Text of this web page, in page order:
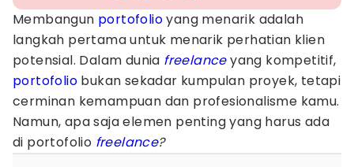
Membangun portofolioyang menarik adalah
langkah pertama untuk menarik perhatian klien
potensial. Dalam dunia freelanceyang kompetitif,
portofolio bukan sekadar kumpulan proyek, tetapi
cerminan kemampuan dan profesionalisme kamu.
Namun, apa saja elemen penting yang harus ada
di portofolio freelance?